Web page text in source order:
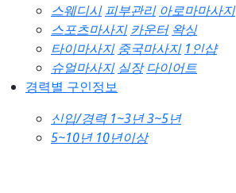
스웨디시 피부관리 아로마마사지
스포츠마사지 카운터 왁싱
타이마사지 중국마사지 1인샵
슈얼마사지 실장 다이어트
경력별 구인정보
신입/경력 1~3년3~5년
5~10년 10년이상